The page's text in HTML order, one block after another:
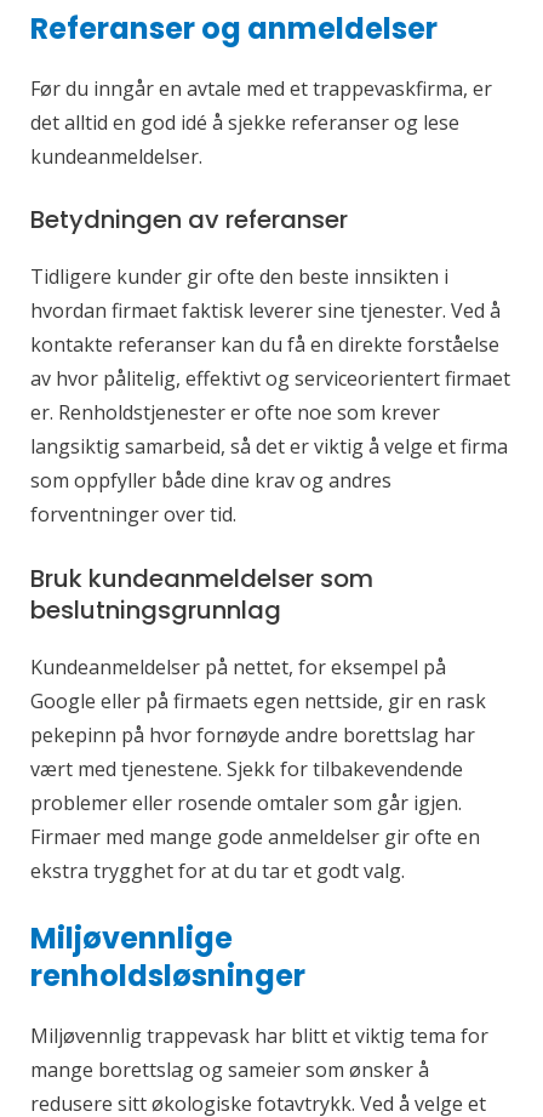
Referanser og anmeldelser
Før du inngår en avtale med et trappevaskfirma, er
det alltid en god idé å sjekke referanser og lese
kundeanmeldelser.
Betydningen av referanser
Tidligere kunder gir ofte den beste innsikten i
hvordan firmaet faktisk leverer sine tjenester. Ved å
kontakte referanser kan du få en direkte forståelse
av hvor pålitelig, effektivt og serviceorientert firmaet
er. Renholdstjenester er ofte noe som krever
langsiktig samarbeid, så det er viktig å velge et firma
som oppfyller både dine krav og andres
forventninger over tid.
Bruk kundeanmeldelser som
beslutningsgrunnlag
Kundeanmeldelser på nettet, for eksempel på
Google eller på firmaets egen nettside, gir en rask
pekepinn på hvor fornøyde andre borettslag har
vært med tjenestene. Sjekk for tilbakevendende
problemer eller rosende omtaler som går igjen.
Firmaer med mange gode anmeldelser gir ofte en
ekstra trygghet for at du tar et godt valg.
Miljøvennlige
renholdsløsninger
Miljøvennlig trappevask har blitt et viktig tema for
mange borettslag og sameier som ønsker å
redusere sitt økologiske fotavtrykk. Ved å velge et